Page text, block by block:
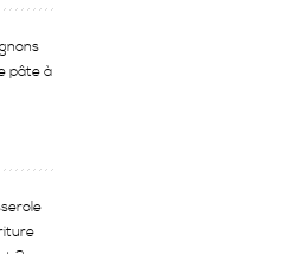
pâte à